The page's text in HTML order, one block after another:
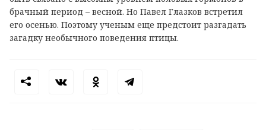
брачный период – весной. Но Павел Глазков встретил
его осенью. Поэтому ученым еще предстоит разгадать
загадку необычного поведения птицы.